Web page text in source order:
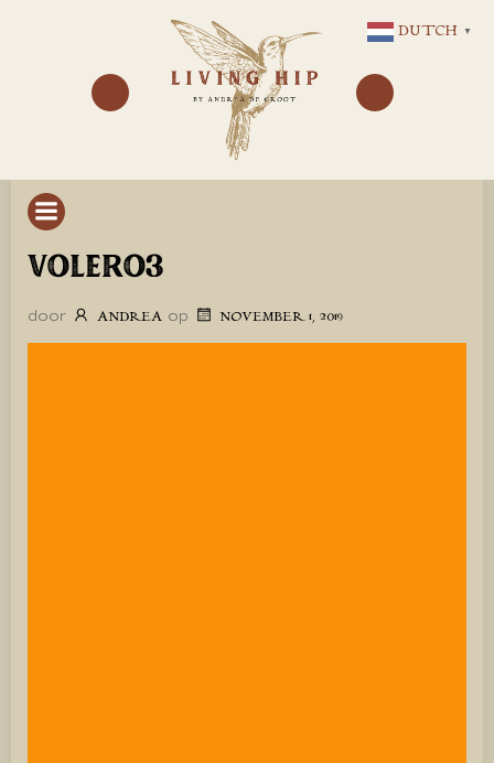
NAAR
DE
INHOUD
VOLERO3
door ANDREA op NOVEMBER 1, 2019
DUTCH ▼